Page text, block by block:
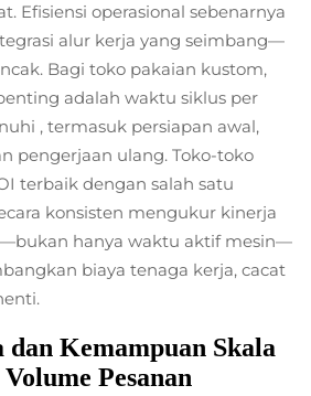
Efisiensi operasional sebenarnya
alur kerja yang seimbang—
Bagi toko pakaian kustom,
adalah waktu siklus per
, termasuk persiapan awal,
pengerjaan ulang. Toko-toko
terbaik dengan salah satu
konsisten mengukur kinerja
hanya waktu aktif mesin—
biaya tenaga kerja, cacat
Kemampuan Skala
Pesanan